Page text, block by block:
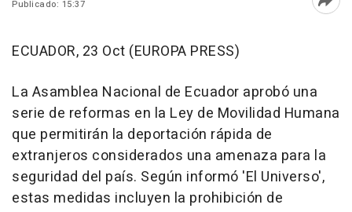
Publicado: 15:37
ECUADOR, 23 Oct (EUROPA PRESS)
La Asamblea Nacional de Ecuador aprobó una
serie de reformas en la Ley de Movilidad Humana
que permitirán la deportación rápida de
extranjeros considerados una amenaza para la
seguridad del país. Según informó 'El Universo',
estas medidas incluyen la prohibición de